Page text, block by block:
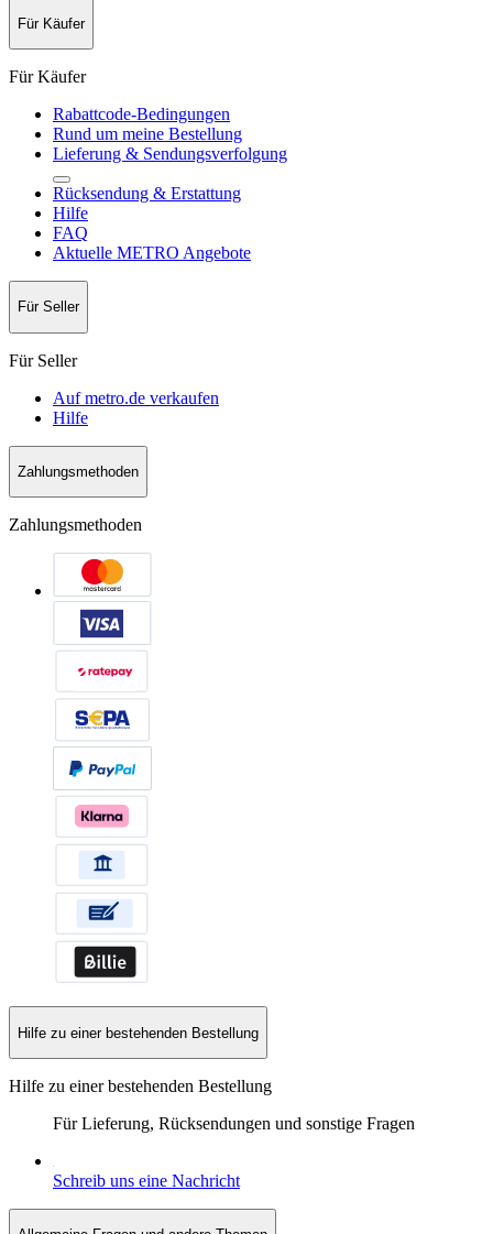
Für Käufer
Für Käufer
Rabattcode-Bedingungen
Rund um meine Bestellung
Lieferung & Sendungsverfolgung
Rücksendung & Erstattung
Hilfe
FAQ
Aktuelle METRO Angebote
Für Seller
Für Seller
Auf metro.de verkaufen
Hilfe
Zahlungsmethoden
Zahlungsmethoden
Hilfe zu einer bestehenden Bestellung
Hilfe zu einer bestehenden Bestellung
Für Lieferung, Rücksendungen und sonstige Fragen
Schreib uns eine Nachricht